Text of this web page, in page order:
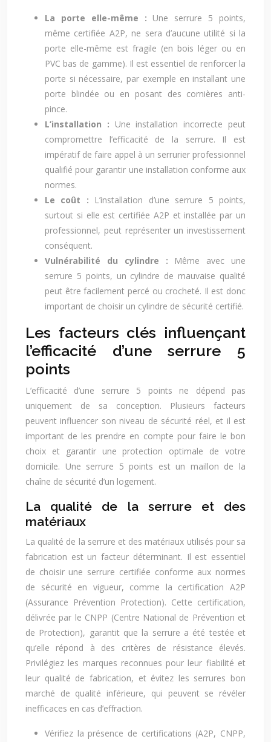
La porte elle-même : Une serrure 5 points,
même certifiée A2P, ne sera d’aucune utilité si la
porte elle-même est fragile (en bois léger ou en
PVC bas de gamme). Il est essentiel de renforcer la
porte si nécessaire, par exemple en installant une
porte blindée ou en posant des cornières anti-
pince.
L’installation : Une installation incorrecte peut
compromettre l’efficacité de la serrure. Il est
impératif de faire appel à un serrurier professionnel
qualifié pour garantir une installation conforme aux
normes.
Le coût : L’installation d’une serrure 5 points,
surtout si elle est certifiée A2P et installée par un
professionnel, peut représenter un investissement
conséquent.
Vulnérabilité du cylindre : Même avec une
serrure 5 points, un cylindre de mauvaise qualité
peut être facilement percé ou crocheté. Il est donc
important de choisir un cylindre de sécurité certifié.
Les facteurs clés influençant
l’efficacité d’une serrure 5
points
L’efficacité d’une serrure 5 points ne dépend pas
uniquement de sa conception. Plusieurs facteurs
peuvent influencer son niveau de sécurité réel, et il est
important de les prendre en compte pour faire le bon
choix et garantir une protection optimale de votre
domicile. Une serrure 5 points est un maillon de la
chaîne de sécurité d’un logement.
La qualité de la serrure et des
matériaux
La qualité de la serrure et des matériaux utilisés pour sa
fabrication est un facteur déterminant. Il est essentiel
de choisir une serrure certifiée conforme aux normes
de sécurité en vigueur, comme la certification A2P
(Assurance Prévention Protection). Cette certification,
délivrée par le CNPP (Centre National de Prévention et
de Protection), garantit que la serrure a été testée et
qu’elle répond à des critères de résistance élevés.
Privilégiez les marques reconnues pour leur fiabilité et
leur qualité de fabrication, et évitez les serrures bon
marché de qualité inférieure, qui peuvent se révéler
inefficaces en cas d’effraction.
Vérifiez la présence de certifications (A2P, CNPP,